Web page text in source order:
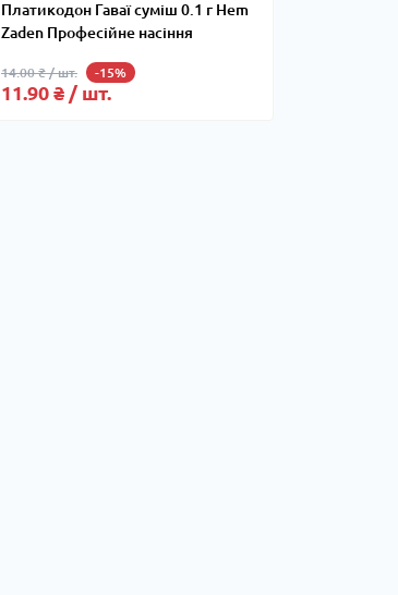
Платикодон Гаваї суміш 0.1 г Hem
Zaden Професійне насіння
14.00 ₴ / шт. -15%
11.90 ₴ / шт.